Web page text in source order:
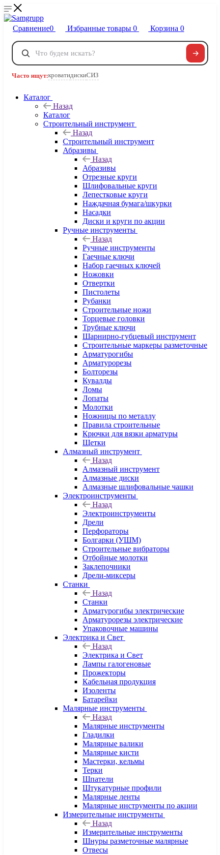
Сравнение0 Избранные товары 0 Корзина 0
Телефоны
8 800 222-40-09
Часто ищут:кроватидискиСИЗ
Каталог
Назад
Каталог
Строительный инструмент
Назад
Строительный инструмент
Абразивы
Назад
Абразивы
Отрезные круги
Шлифовальные круги
Лепестковые круги
Наждачная бумага/шкурки
Насадки
Диски и круги по акции
Ручные инструменты
Назад
Ручные инструменты
Гаечные ключи
Набор гаечных ключей
Ножовки
Отвертки
Пистолеты
Рубанки
Строительные ножи
Торцевые головки
Трубные ключи
Шарнирно-губцевый инструмент
Строительные маркеры разметочные
Арматурогибы
Арматурорезы
Болторезы
Кувалды
Ломы
Лопаты
Молотки
Ножницы по металлу
Правила строительные
Крючки для вязки арматуры
Щетки
Алмазный инструмент
Назад
Алмазный инструмент
Алмазные диски
Алмазные шлифовальные чашки
Электроинструменты
Назад
Электроинструменты
Дрели
Перфораторы
Болгарки (УШМ)
Строительные вибраторы
Отбойные молотки
Заклепочники
Дрели-миксеры
Станки
Назад
Станки
Арматурогибы электрические
Арматурорезы электрические
Упаковочные машины
Электрика и Свет
Назад
Электрика и Свет
Лампы галогеновые
Прожекторы
Кабельная продукция
Изоленты
Батарейки
Малярные инструменты
Назад
Малярные инструменты
Гладилки
Малярные валики
Малярные кисти
Мастерки, кельмы
Терки
Шпатели
Штукатурные профили
Малярные ленты
Малярные инструменты по акции
Измерительные инструменты
Назад
Измерительные инструменты
Шнуры разметочные малярные
Отвесы